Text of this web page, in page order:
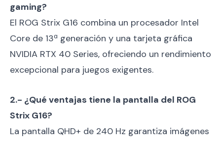
gaming?
El ROG Strix G16 combina un procesador Intel
Core de 13ª generación y una tarjeta gráfica
NVIDIA RTX 40 Series, ofreciendo un rendimiento
excepcional para juegos exigentes.
2.- ¿Qué ventajas tiene la pantalla del ROG
Strix G16?
La pantalla QHD+ de 240 Hz garantiza imágenes